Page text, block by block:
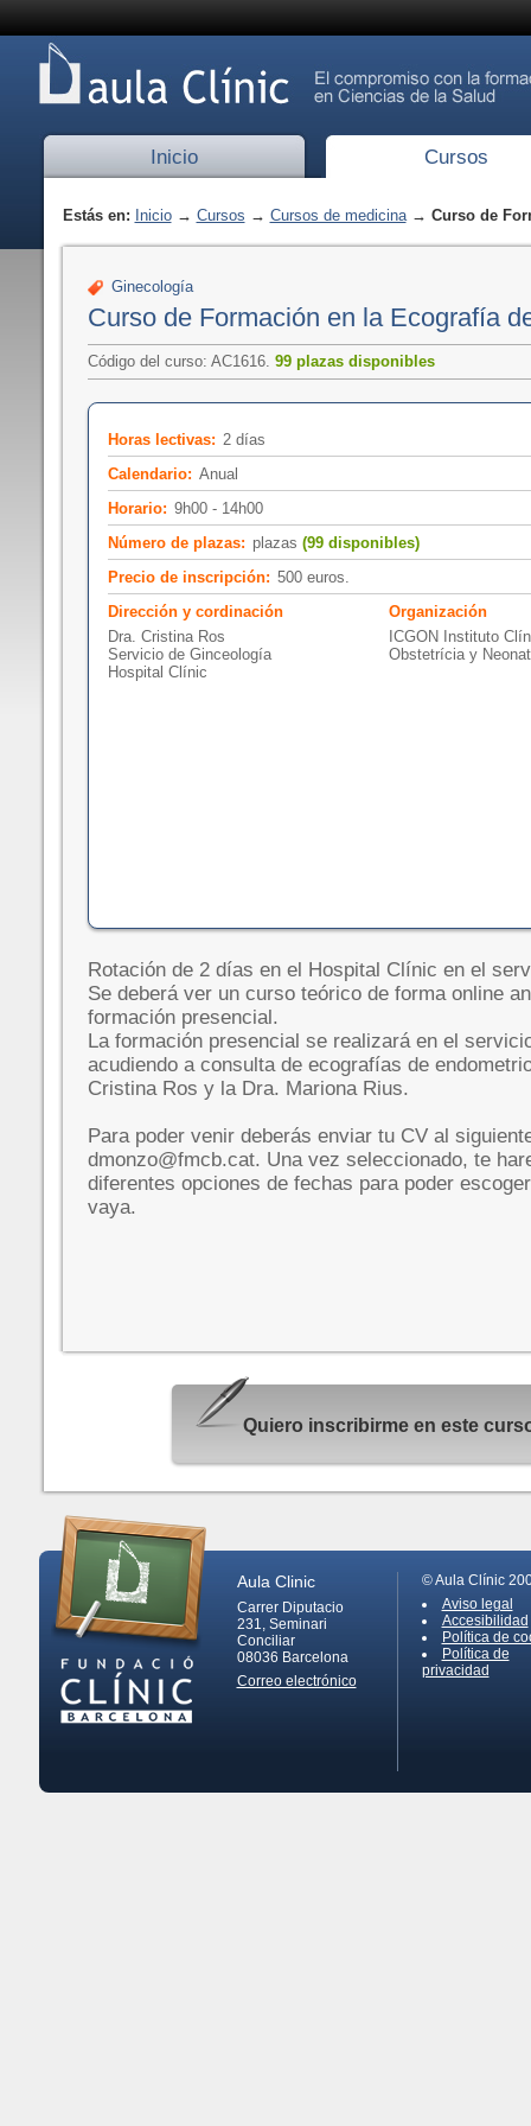
Inicio Cursos
Estás en: Inicio→ Cursos → Cursos de medicina→ Curso de
Ginecología
Curso de Formación en la Ecografía
Código del curso: AC1616. 99 plazas disponibles
Horas lectivas: 2 días
Calendario: Anual
Horario: 9h00 - 14h00
Número de plazas: plazas (99 disponibles)
Precio de inscripción: 500 euros.
Dirección y cordinación
Dra. Cristina Ros
Servicio de Ginceología
Hospital Clínic
Organización
ICGON Instituto
Obstetrícia y
Rotación de 2 días en el Hospital Clínic en el
Se deberá ver un curso teórico de forma online
formación presencial.
La formación presencial se realizará en el
acudiendo a consulta de ecografías de
Cristina Ros y la Dra. Mariona Rius.
Para poder venir deberás enviar tu CV al
dmonzo@fmcb.cat. Una vez seleccionado, te
diferentes opciones de fechas para poder
vaya.
Quiero inscribirme en este
Aula Clinic
Carrer Diputacio
231, Seminari
Conciliar
08036 Barcelona
Correo electrónico
© Aula Clínic
Aviso legal
Accesibilidad
Política de
Política de
privacidad